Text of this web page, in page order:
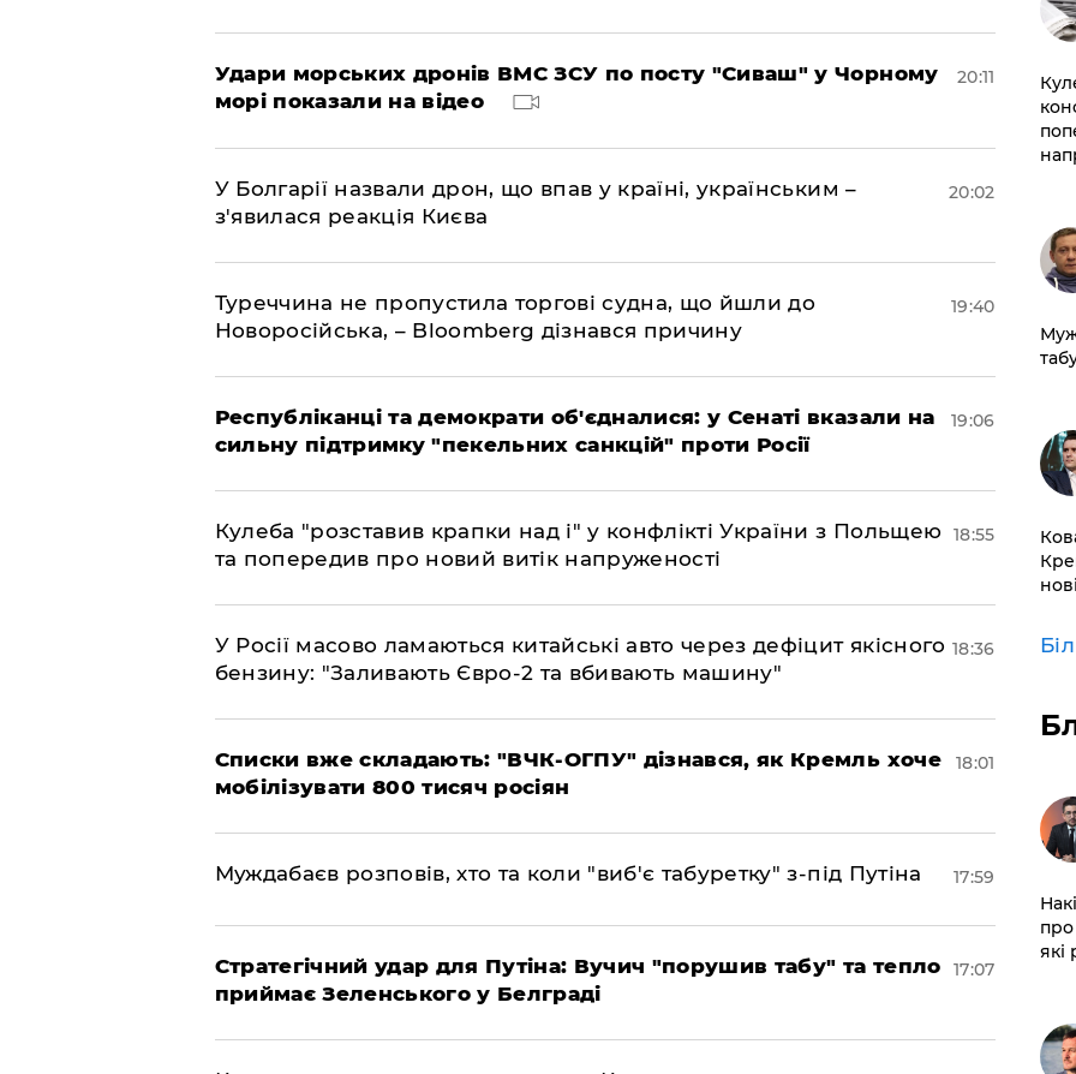
Удари морських дронів ВМС ЗСУ по посту "Сиваш" у Чорному
морі показали на відео
20:11
У Болгарії назвали дрон, що впав у країні, українським –
з'явилася реакція Києва
20:02
Туреччина не пропустила торгові судна, що йшли до
Новоросійська, – Bloomberg дізнався причину
19:40
Республіканці та демократи об'єдналися: у Сенаті вказали на
сильну підтримку "пекельних санкцій" проти Росії
19:06
Кулеба "розставив крапки над і" у конфлікті України з Польщею
та попередив про новий витік напруженості
18:55
У Росії масово ламаються китайські авто через дефіцит якісного
бензину: "Заливають Євро-2 та вбивають машину"
18:36
Списки вже складають: "ВЧК-ОГПУ" дізнався, як Кремль хоче
мобілізувати 800 тисяч росіян
18:01
Муждабаєв розповів, хто та коли "виб'є табуретку" з-під Путіна 17:59
Стратегічний удар для Путіна: Вучич "порушив табу" та тепло
приймає Зеленського у Белграді
17:07
про
які